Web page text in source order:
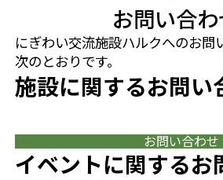
お問い合
にぎわい交流施設ハルクへのお問
次のとおりです。
施設に関するお問い
お問い合わせ
イベントに関するお